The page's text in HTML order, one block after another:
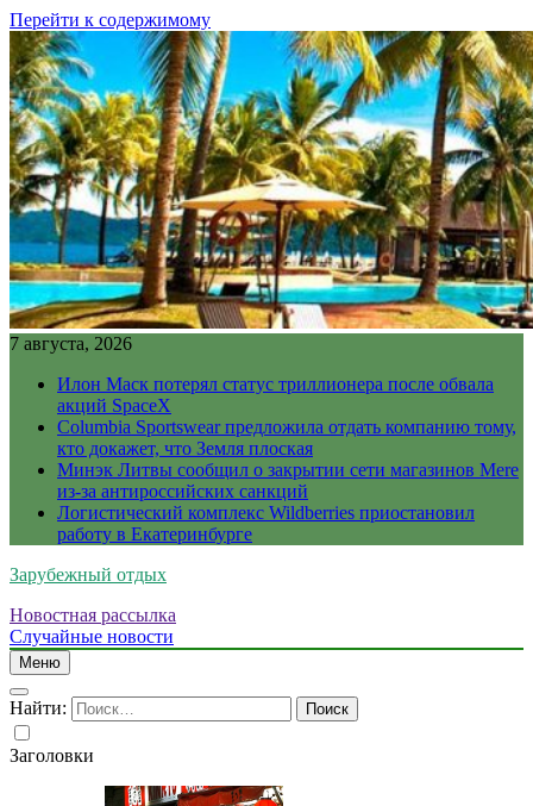
Перейти к содержимому
7 августа, 2026
Илон Маск потерял статус триллионера после обвала
акций SpaceX
Columbia Sportswear предложила отдать компанию тому,
кто докажет, что Земля плоская
Минэк Литвы сообщил о закрытии сети магазинов Mere
из-за антироссийских санкций
Логистический комплекс Wildberries приостановил
работу в Екатеринбурге
Зарубежный отдых
Новостная рассылка
Случайные новости
Меню
Найти:
Заголовки